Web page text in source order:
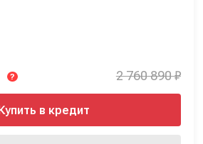
? 2 760 890 ₽
в кредит